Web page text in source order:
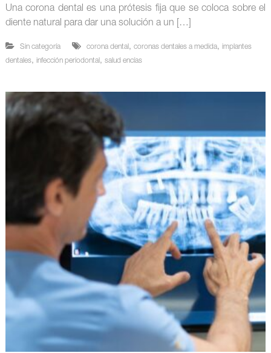
Una corona dental es una prótesis fija que se coloca sobre el
diente natural para dar una solución a un […]
Sin categoría corona dental, coronas dentales a medida, implantes
dentales, infección periodontal, salud encías